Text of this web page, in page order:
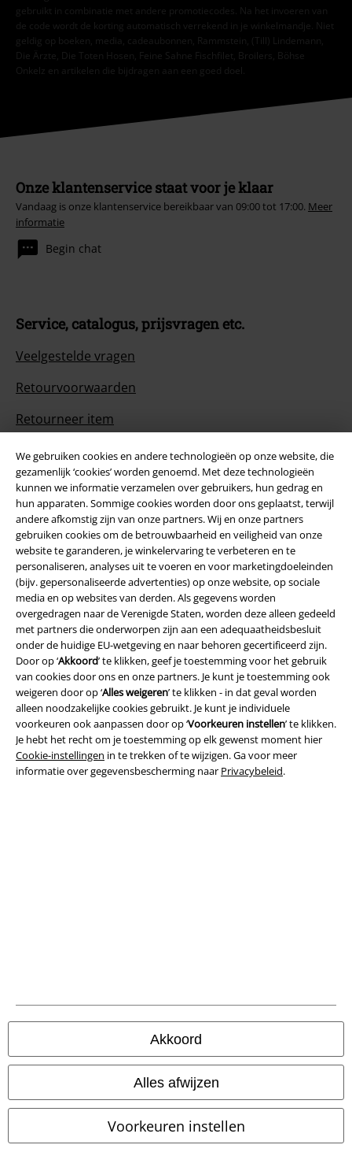
We gebruiken cookies en andere technologieën op onze website, die
gezamenlijk ‘cookies’ worden genoemd. Met deze technologieën
kunnen we informatie verzamelen over gebruikers, hun gedrag en
hun apparaten. Sommige cookies worden door ons geplaatst, terwijl
andere afkomstig zijn van onze partners. Wij en onze partners
gebruiken cookies om de betrouwbaarheid en veiligheid van onze
website te garanderen, je winkelervaring te verbeteren en te
personaliseren, analyses uit te voeren en voor marketingdoeleinden
(bijv. gepersonaliseerde advertenties) op onze website, op sociale
media en op websites van derden. Als gegevens worden
overgedragen naar de Verenigde Staten, worden deze alleen gedeeld
met partners die onderworpen zijn aan een adequaatheidsbesluit
onder de huidige EU-wetgeving en naar behoren gecertificeerd zijn.
Door op ‘Akkoord’ te klikken, geef je toestemming voor het gebruik
van cookies door ons en onze partners. Je kunt je toestemming ook
weigeren door op ‘Alles weigeren’ te klikken - in dat geval worden
alleen noodzakelijke cookies gebruikt. Je kunt je individuele
voorkeuren ook aanpassen door op ‘Voorkeuren instellen’ te klikken.
Je hebt het recht om je toestemming op elk gewenst moment hier
Cookie-instellingen in te trekken of te wijzigen. Ga voor meer
informatie over gegevensbescherming naar Privacybeleid.
Akkoord
Alles afwijzen
Voorkeuren instellen
gebruikt in combinatie met andere promotiecodes. Na het invoeren van
de code wordt de korting automatisch verrekend in je winkelmandje. Niet
geldig op boeken, media, cadeaubonnen, Rammstein, (Till) Lindemann,
Die Ärzte, Die Toten Hosen, Feine Sahne Fischfilet, Broilers, Böhse
Onkelz en artikelen die bijdragen aan een goed doel.
Onze klantenservice staat voor je klaar
Vandaag is onze klantenservice bereikbaar van 09:00 tot 17:00. Meer
informatie
Begin chat
Service, catalogus, prijsvragen etc.
Veelgestelde vragen
Retourvoorwaarden
Retourneer item
Algemene maat info
Annuleer mijn BSC-lidmaatschap
Betaalmethodes
Overige acties
Prijsvragen
Large Cadeaubonnen
ISIC Studentenkorting
EMP Backstage Club
Maak deel uit van de community!